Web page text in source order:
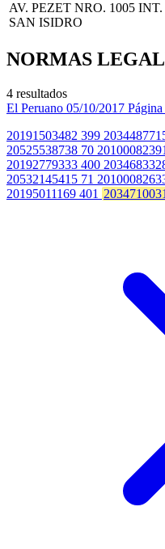
AV. PEZET NRO. 1005
SAN ISIDRO
NORMAS
4 resultados
El Peruano 05/10/2017
20191503482 399
20525538738 70
20192779333 400
20532145415 71
20195011169 401